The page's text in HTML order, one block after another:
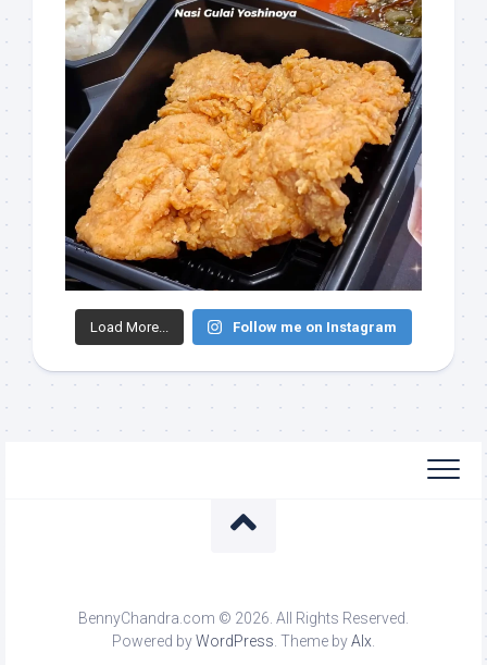
Load More... Follow me on Instagram
BennyChandra.com © 2026. All Rights Reserved.
Powered byWordPress. Theme byAlx.